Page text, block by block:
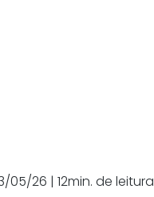
05/26 | 12min. de leitura